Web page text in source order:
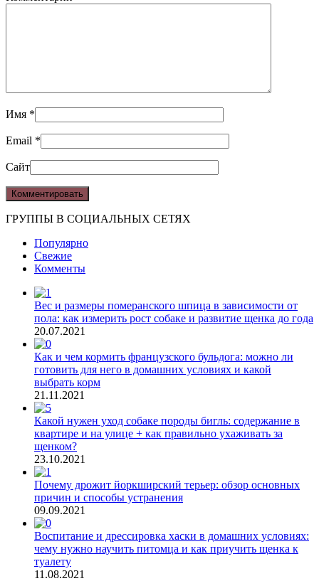
Имя *
Email *
Сайт
ГРУППЫ В СОЦИАЛЬНЫХ СЕТЯХ
Популярно
Свежие
Комменты
Вес и размеры померанского шпица в зависимости от
пола: как измерить рост собаке и развитие щенка до года
20.07.2021
Как и чем кормить французского бульдога: можно ли
готовить для него в домашних условиях и какой
выбрать корм
21.11.2021
Какой нужен уход собаке породы бигль: содержание в
квартире и на улице + как правильно ухаживать за
щенком?
23.10.2021
Почему дрожит йоркширский терьер: обзор основных
причин и способы устранения
09.09.2021
Воспитание и дрессировка хаски в домашних условиях:
чему нужно научить питомца и как приучить щенка к
туалету
11.08.2021